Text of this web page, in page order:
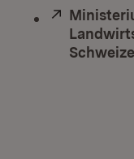
Extern: